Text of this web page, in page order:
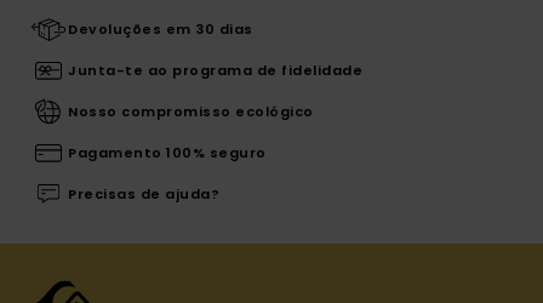
Devoluções em 30 dias
Junta-te ao programa de fidelidade
Nosso compromisso ecológico
Pagamento 100% seguro
Precisas de ajuda?